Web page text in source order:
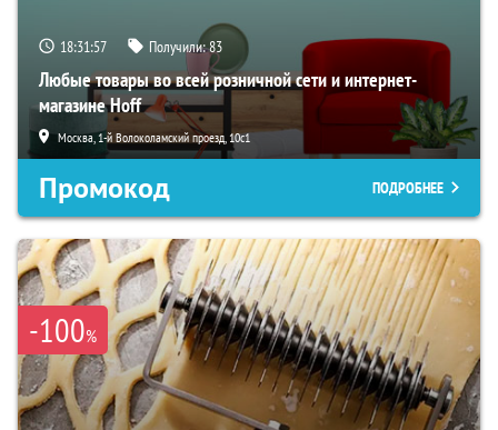
18:31:56 Получили:83
Любые товары во всей розничной сети и интернет-
магазине Hoff
Москва, 1-й Волоколамский проезд, 10с1
Промокод ПОДРОБНЕЕ
-100%